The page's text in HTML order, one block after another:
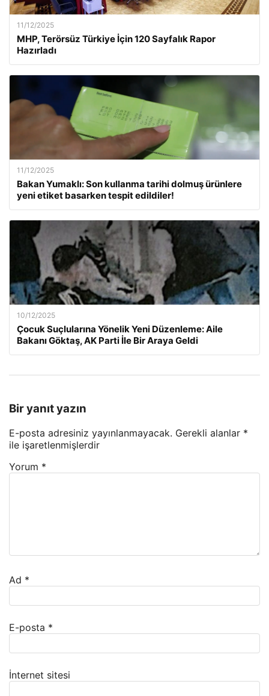
11/12/2025
MHP, Terörsüz Türkiye İçin 120 Sayfalık Rapor
Hazırladı
11/12/2025
Bakan Yumaklı: Son kullanma tarihi dolmuş ürünlere
yeni etiket basarken tespit edildiler!
10/12/2025
Çocuk Suçlularına Yönelik Yeni Düzenleme: Aile
Bakanı Göktaş, AK Parti İle Bir Araya Geldi
Bir yanıt yazın
E-posta adresiniz yayınlanmayacak. Gerekli alanlar *
ile işaretlenmişlerdir
Yorum *
Ad *
E-posta *
İnternet sitesi